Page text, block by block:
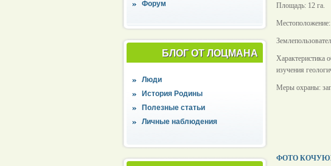
Форум
БЛОГ ОТ ЛОЦМАНА
Люди
История Родины
Полезные статьи
Личные наблюдения
Площадь: 12 га.
Характеристика
изучения
Меры охраны:
ФОТО